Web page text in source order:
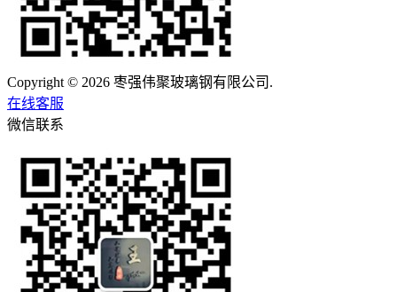
Copyright © 2026 枣强伟聚玻璃钢有限公司.
在线客服
微信联系